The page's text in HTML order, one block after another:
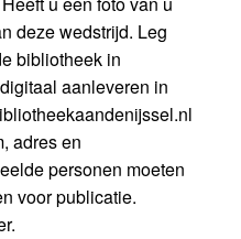
deze wedstrijd. Leg
bibliotheek in
aanleveren in
adres en
personen moeten
voor publicatie.